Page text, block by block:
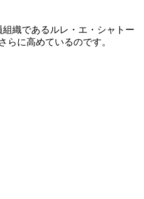
織であるルレ・エ・シャトー
に高めているのです。